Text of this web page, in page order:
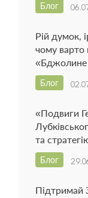
Блог
Рій думок,
чому варто
Блог
«Подвиги
та
Блог
Підтримай